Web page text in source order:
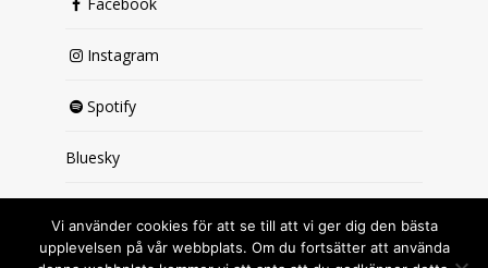
Instagram
Spotify
Bluesky
Vi använder cookies för att se till att vi ger dig den bästa
upplevelsen på vår webbplats. Om du fortsätter att använda